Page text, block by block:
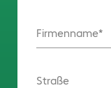
Firmenname
Straße